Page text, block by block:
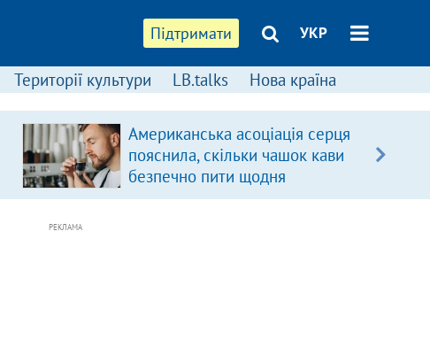
Підтримати УКР
Території культури LB.talks Нова країна
Американська асоціація серця
пояснила, скільки чашок кави
безпечно пити щодня
РЕКЛАМА